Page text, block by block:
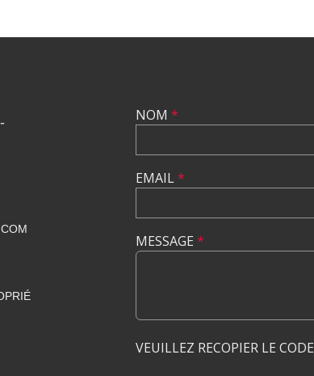
NOM *
EMAIL*
MESSAGE *
VEUILLEZ RECOPIER LE CODE